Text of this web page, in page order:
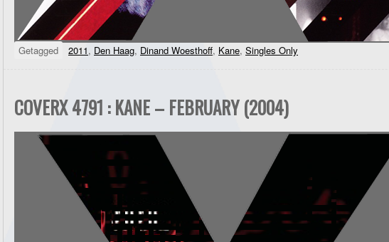
Getagged 2011, Den Haag, Dinand Woesthoff, Kane, Singles Only
COVERX 4791 : KANE – FEBRUARY (2004)